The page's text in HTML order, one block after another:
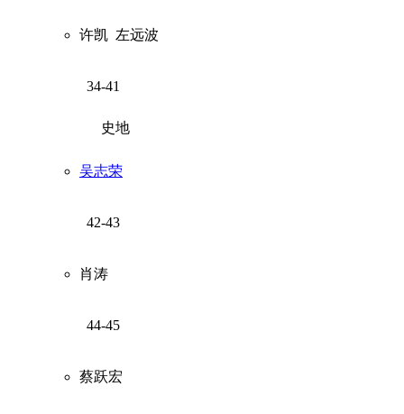
许凯 左远波
34-41
史地
吴志荣
42-43
肖涛
44-45
蔡跃宏